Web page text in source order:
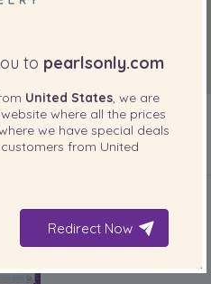
ENTHALTEN
to pearlsonly.com
United States, we are
website where all the prices
we have special deals
from United
Redirect Now